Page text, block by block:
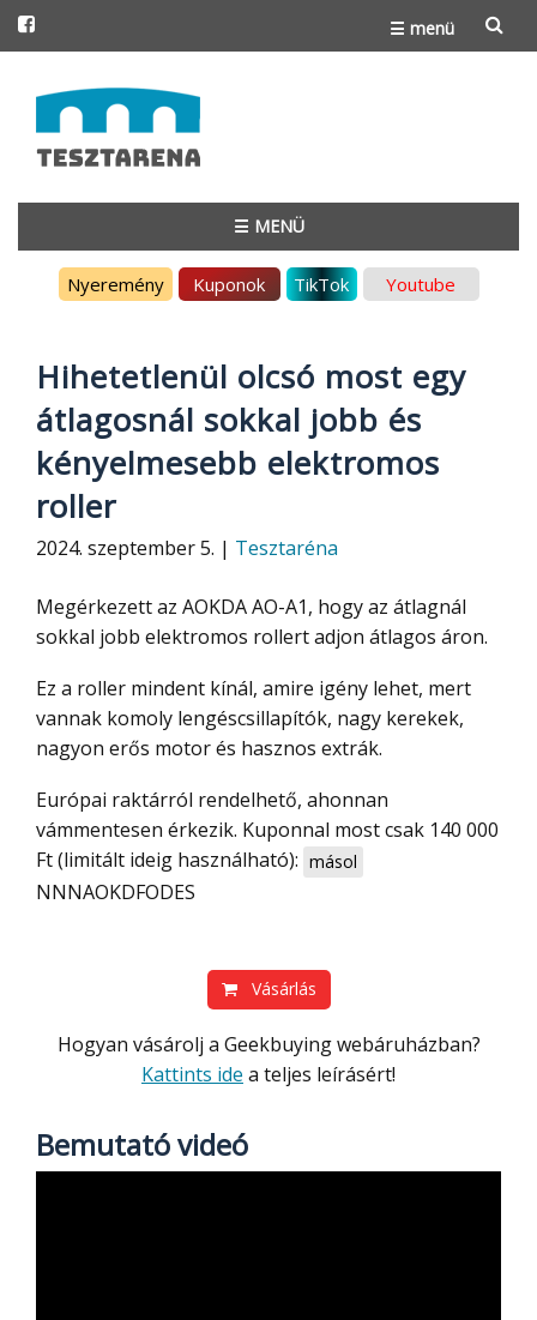
☰ menü
to
content
☰ MENÜ
Nyeremény Kuponok TikTok Youtube
Hihetetlenül olcsó most egy
átlagosnál sokkal jobb és
kényelmesebb elektromos
roller
2024. szeptember 5. | Tesztaréna
Megérkezett az AOKDA AO-A1, hogy az átlagnál
sokkal jobb elektromos rollert adjon átlagos áron.
Ez a roller mindent kínál, amire igény lehet, mert
vannak komoly lengéscsillapítók, nagy kerekek,
nagyon erős motor és hasznos extrák.
Európai raktárról rendelhető, ahonnan
vámmentesen érkezik. Kuponnal most csak 140 000
Ft (limitált ideig használható): másol
NNNAOKDFODES
Vásárlás
Hogyan vásárolj a Geekbuying webáruházban?
Kattints ide a teljes leírásért!
Bemutató videó